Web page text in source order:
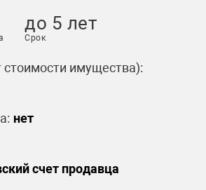
до 5 лет
Срок
имущества):
нет
счет продавца